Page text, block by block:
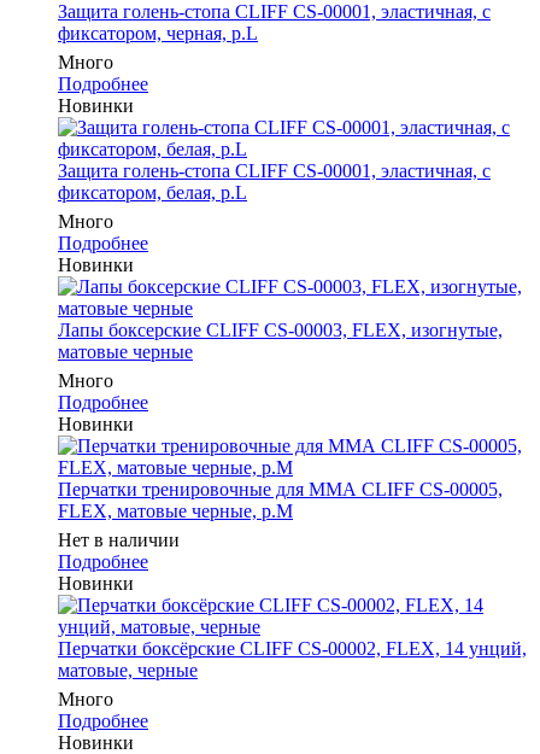
Защита голень-стопа CLIFF CS-00001, эластичная, с
фиксатором, черная, р.L
Много
Подробнее
Новинки
Защита голень-стопа CLIFF CS-00001, эластичная, с
фиксатором, белая, р.L
Много
Подробнее
Новинки
Лапы боксерские CLIFF CS-00003, FLEX, изогнутые,
матовые черные
Много
Подробнее
Новинки
Перчатки тренировочные для ММА CLIFF CS-00005,
FLEX, матовые черные, р.M
Нет в наличии
Подробнее
Новинки
Перчатки боксёрские CLIFF CS-00002, FLEX, 14 унций,
матовые, черные
Много
Подробнее
Новинки